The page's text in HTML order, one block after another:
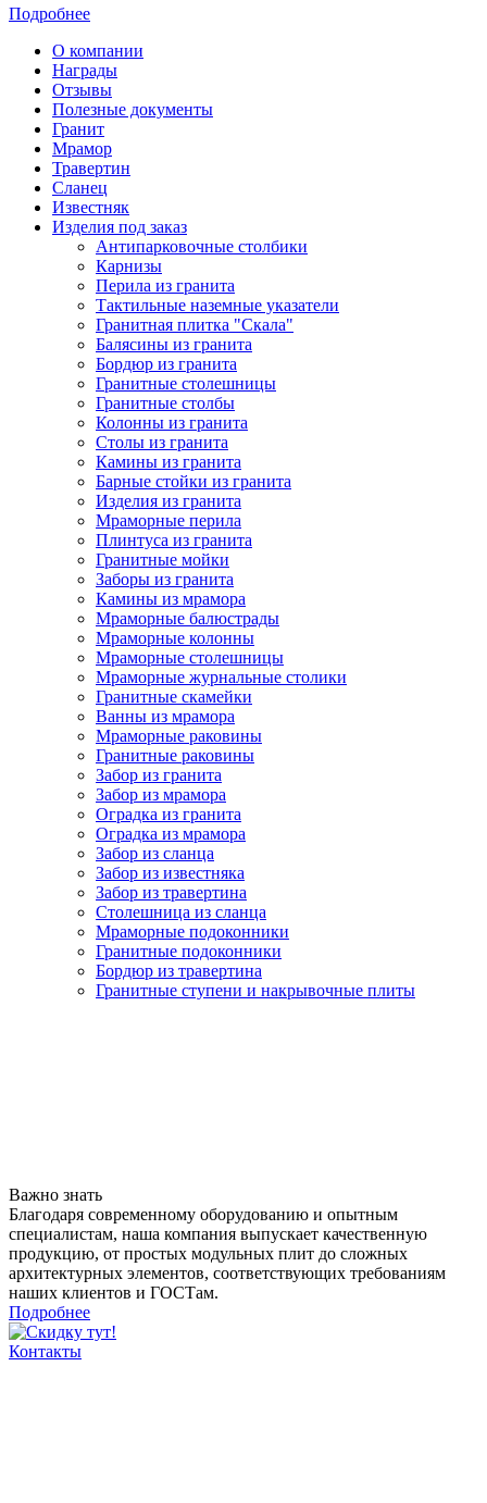
Подробнее
О компании
Награды
Отзывы
Полезные документы
Гранит
Мрамор
Травертин
Сланец
Известняк
Изделия под заказ
Антипарковочные столбики
Карнизы
Перила из гранита
Тактильные наземные указатели
Гранитная плитка "Скала"
Балясины из гранита
Бордюр из гранита
Гранитные столешницы
Гранитные столбы
Колонны из гранита
Столы из гранита
Камины из гранита
Барные стойки из гранита
Изделия из гранита
Мраморные перила
Плинтуса из гранита
Гранитные мойки
Заборы из гранита
Камины из мрамора
Мраморные балюстрады
Мраморные колонны
Мраморные столешницы
Мраморные журнальные столики
Гранитные скамейки
Ванны из мрамора
Мраморные раковины
Гранитные раковины
Забор из гранита
Забор из мрамора
Оградка из гранита
Оградка из мрамора
Забор из сланца
Забор из известняка
Забор из травертина
Столешница из сланца
Мраморные подоконники
Гранитные подоконники
Бордюр из травертина
Гранитные ступени и накрывочные плиты
Важно знать
Благодаря современному оборудованию и опытным
специалистам, наша компания выпускает качественную
продукцию, от простых модульных плит до сложных
архитектурных элементов, соответствующих требованиям
наших клиентов и ГОСТам.
Подробнее
Контакты